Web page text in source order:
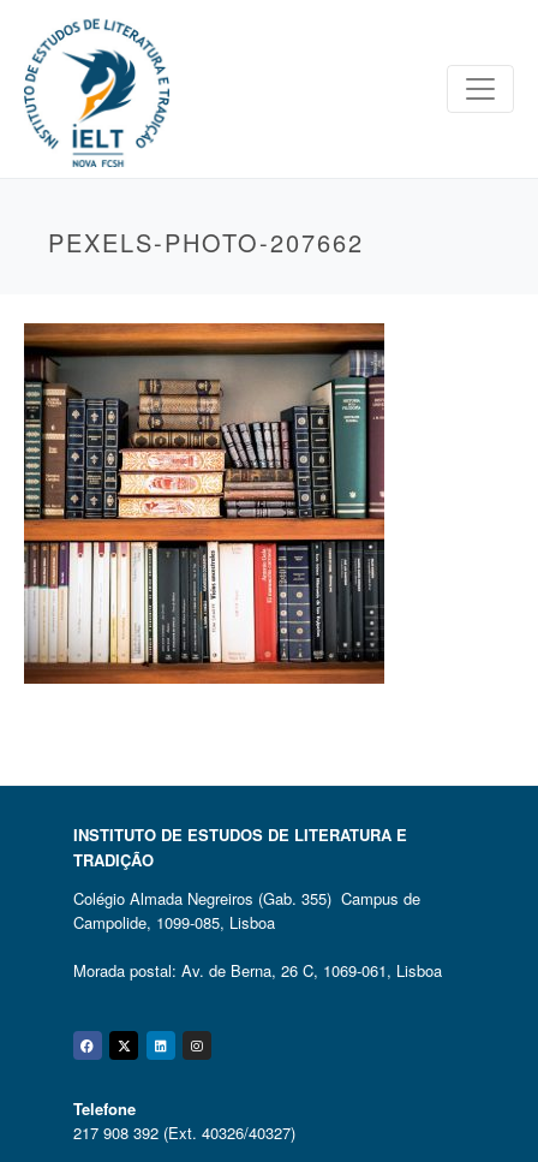
PEXELS-PHOTO-207662
INSTITUTO DE ESTUDOS DE LITERATURA E
TRADIÇÃO
Colégio Almada Negreiros (Gab. 355) Campus de
Campolide, 1099-085, Lisboa
Morada postal: Av. de Berna, 26 C, 1069-061, Lisboa
Facebook
Twitter
Linkedin
Instagram
Telefone
217 908 392 (Ext. 40326/40327)